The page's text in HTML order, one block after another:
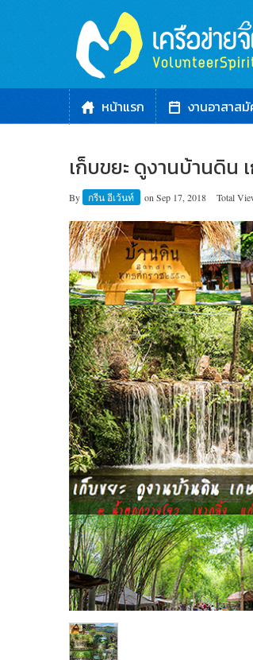
หน้าแรก งานอาสาส
เก็บขยะ ดูงานบ้านดิน
By กรีน อีเว้นท์ on Sep 17, 2018 Total